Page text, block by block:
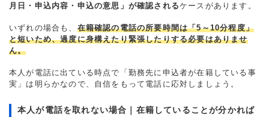
月日・申込内容・申込の意思」が確認されるケースがあります。
いずれの場合も、 在籍確認の電話の所要時間は「5～10分程度」
と短いため、過度に身構えたり緊張したりする必要はありませ
ん。
本人が電話に出ている時点で「勤務先に申込者が在籍している事
実」は明らかなので、自信をもって電話に応対しましょう。
本人が電話を取れない場合｜在籍していることが分かれば